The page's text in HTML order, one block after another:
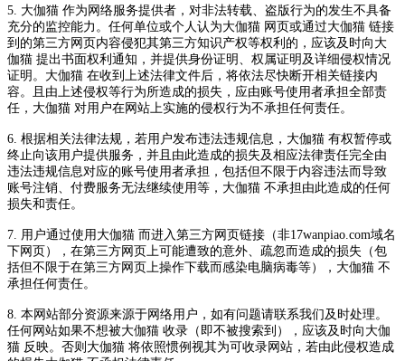
5. 大伽猫 作为网络服务提供者，对非法转载、盗版行为的发生不具备
充分的监控能力。任何单位或个人认为大伽猫 网页或通过大伽猫 链接
到的第三方网页内容侵犯其第三方知识产权等权利的，应该及时向大
伽猫 提出书面权利通知，并提供身份证明、权属证明及详细侵权情况
证明。大伽猫 在收到上述法律文件后，将依法尽快断开相关链接内
容。且由上述侵权等行为所造成的损失，应由账号使用者承担全部责
任，大伽猫 对用户在网站上实施的侵权行为不承担任何责任。
6. 根据相关法律法规，若用户发布违法违规信息，大伽猫 有权暂停或
终止向该用户提供服务，并且由此造成的损失及相应法律责任完全由
违法违规信息对应的账号使用者承担，包括但不限于内容违法而导致
账号注销、付费服务无法继续使用等，大伽猫 不承担由此造成的任何
损失和责任。
7. 用户通过使用大伽猫 而进入第三方网页链接（非17wanpiao.com域名
下网页），在第三方网页上可能遭致的意外、疏忽而造成的损失（包
括但不限于在第三方网页上操作下载而感染电脑病毒等），大伽猫 不
承担任何责任。
8. 本网站部分资源来源于网络用户，如有问题请联系我们及时处理。
任何网站如果不想被大伽猫 收录（即不被搜索到），应该及时向大伽
猫 反映。否则大伽猫 将依照惯例视其为可收录网站，若由此侵权造成